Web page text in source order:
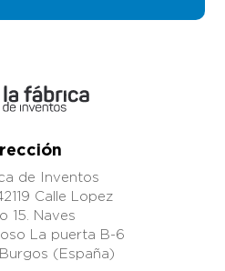
de Inventos
Calle Lopez
15. Naves
La puerta B-6
(España)